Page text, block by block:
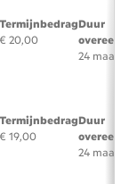
Termijnbedrag
€ 20,00
Duur
24
Termijnbedrag
€ 19,00
Duur
24